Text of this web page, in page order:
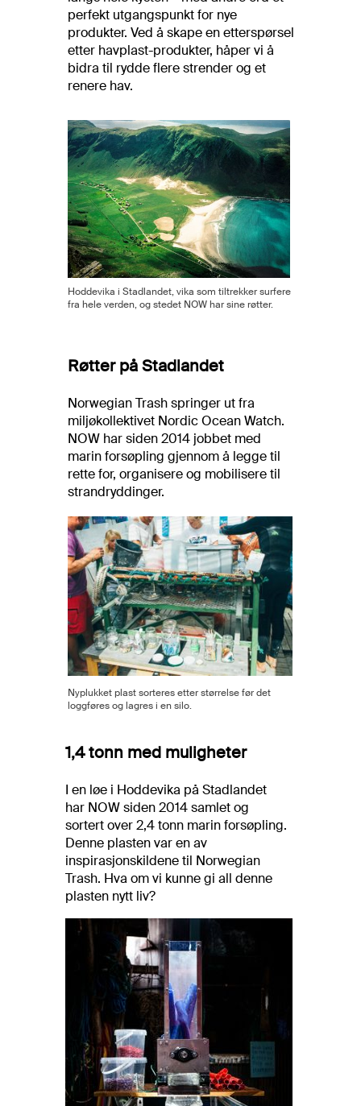
perfekt utgangspunkt for nye
produkter. Ved å skape en etterspørsel
etter havplast-produkter, håper vi å
bidra til rydde flere strender og et
renere hav.
Røtter på Stadlandet
Norwegian Trash springer ut fra
miljøkollektivet Nordic Ocean Watch.
NOW har siden 2014 jobbet med
marin forsøpling gjennom å legge til
rette for, organisere og mobilisere til
strandryddinger.
Hoddevika i Stadlandet, vika som tiltrekker surfere
fra hele verden, og stedet NOW har sine røtter.
Nyplukket plast sorteres etter størrelse før det
loggføres og lagres i en silo.
1,4 tonn med muligheter
I en løe i Hoddevika på Stadlandet
har NOW siden 2014 samlet og
sortert over 2,4 tonn marin forsøpling.
Denne plasten var en av
inspirasjonskildene til Norwegian
Trash. Hva om vi kunne gi all denne
plasten nytt liv?